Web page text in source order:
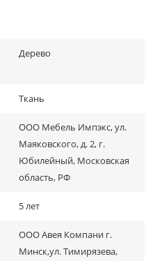
Дерево
Ткань
ООО Мебель Импэкс, ул.
Маяковского, д. 2, г.
Юбилейный, Московская
область, РФ
5 лет
ООО Авея Компани г.
Минск,ул. Тимирязева,